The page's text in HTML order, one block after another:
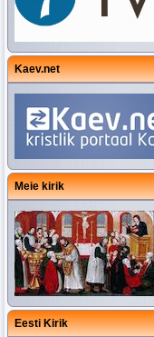
Kaev.net
Meie kirik
Eesti Kirik